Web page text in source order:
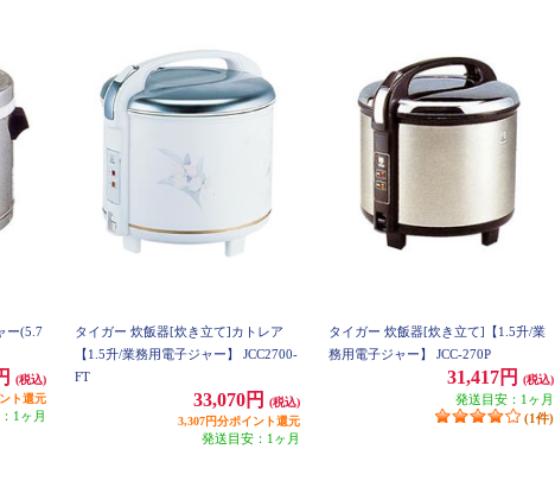
ー(5.7
(税込)
ト還元
1ヶ月
タイガー 炊飯器[炊き立て]カトレア
【1.5升/業務用電子ジャー】 JCC2700-
FT
33,070円
(税込)
3,307円分ポイント還元
発送目安：1ヶ月
タイガー 炊飯器[炊き立て]【1.5升/業
務用電子ジャー】 JCC-270P
31,417円 (税込)
発送目安：1ヶ月
(1件)